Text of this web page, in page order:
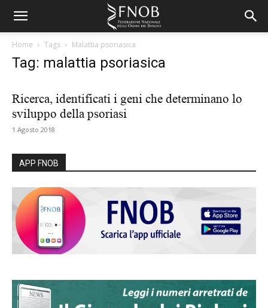
Home Tags Malattia psoriasica
Tag: malattia psoriasica
Ricerca, identificati i geni che determinano lo
sviluppo della psoriasi
1 Agosto 2018
APP FNOB